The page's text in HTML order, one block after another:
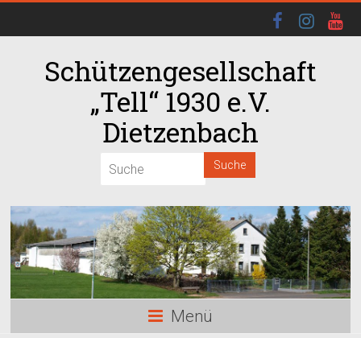
Schützengesellschaft
„Tell“ 1930 e.V.
Dietzenbach
Menü
02:00
04:00